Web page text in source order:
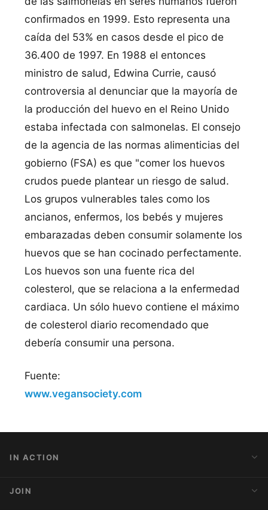
confirmados en 1999. Esto representa una
caí­da del 53% en casos desde el pico de
36.400 de 1997. En 1988 el entonces
ministro de salud, Edwina Currie, causó
controversia al denunciar que la mayorí­a de
la producción del huevo en el Reino Unido
estaba infectada con salmonelas. El consejo
de la agencia de las normas alimenticias del
gobierno (FSA) es que "comer los huevos
crudos puede plantear un riesgo de salud.
Los grupos vulnerables tales como los
ancianos, enfermos, los bebés y mujeres
embarazadas deben consumir solamente los
huevos que se han cocinado perfectamente.
Los huevos son una fuente rica del
colesterol, que se relaciona a la enfermedad
cardiaca. Un sólo huevo contiene el máximo
de colesterol diario recomendado que
deberí­a consumir una persona.
Fuente:
www.vegansociety.com
IN ACTION
JOIN